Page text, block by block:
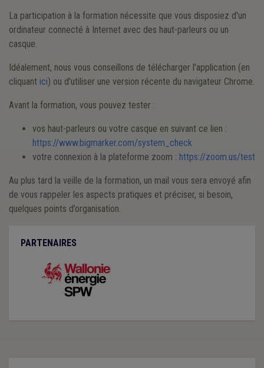
La participation à la formation nécessite que vous disposiez d'un
ordinateur connecté à Internet avec des haut-parleurs ou un
casque.
Idéalement, nous vous conseillons de télécharger l’application (en
cliquant ici) ou d'utiliser une version récente du navigateur Chrome.
Avant la formation, vous pouvez tester :
vos haut-parleurs ou votre casque en suivant ce lien :
https://www.bigmarker.com/system_check
votre connexion à la plateforme zoom : https://zoom.us/test
Au plus tard la veille de la formation, un mail vous sera envoyé afin
de vous rappeler les aspects pratiques et préciser, si besoin,
quelques points d’organisation.
PARTENAIRES